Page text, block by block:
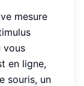
mesure
vous
en ligne,
souris, un